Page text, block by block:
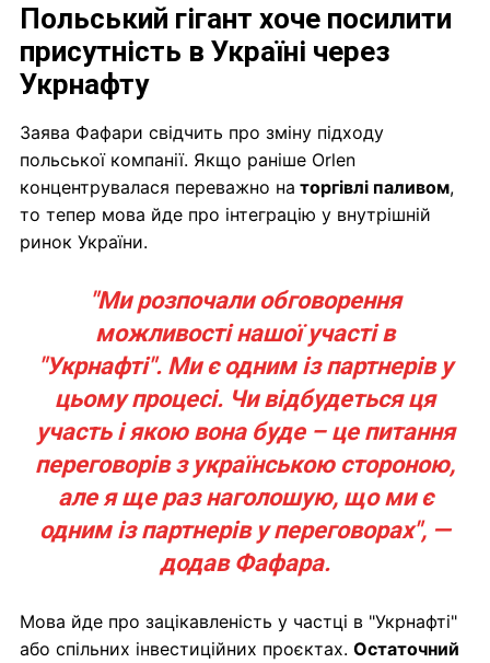
Польський гігант хоче посилити
присутність в Україні через
Укрнафту
Заява Фафари свідчить про зміну підходу
польської компанії. Якщо раніше Orlen
концентрувалася переважно на торгівлі паливом,
то тепер мова йде про інтеграцію у внутрішній
ринок України.
"Ми розпочали обговорення
можливості нашої участі в
"Укрнафті". Ми є одним із партнерів у
цьому процесі. Чи відбудеться ця
участь і якою вона буде – це питання
переговорів з українською стороною,
але я ще раз наголошую, що ми є
одним із партнерів у переговорах", —
додав Фафара.
Мова йде про зацікавленість у частці в "Укрнафті"
або спільних інвестиційних проєктах. Остаточний